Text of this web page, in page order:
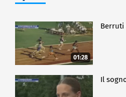
01:28
Berruti
Il